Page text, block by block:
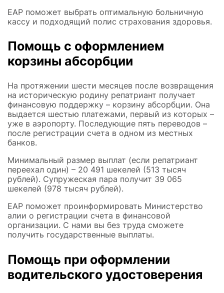
ЕАР поможет выбрать оптимальную больничную
кассу и подходящий полис страхования здоровья.
Помощь с оформлением
корзины абсорбции
На протяжении шести месяцев после возвращения
на историческую родину репатриант получает
финансовую поддержку – корзину абсорбции. Она
выдается шестью платежами, первый из которых –
уже в аэропорту. Последующие пять переводов –
после регистрации счета в одном из местных
банков.
Минимальный размер выплат (если репатриант
переехал один) – 20 491 шекелей (513 тысяч
рублей). Супружеская пара получит 39 065
шекелей (978 тысяч рублей).
ЕАР поможет проинформировать Министерство
алии о регистрации счета в финансовой
организации. С нами вы без труда сможете
получить государственные выплаты.
Помощь при оформлении
водительского удостоверения